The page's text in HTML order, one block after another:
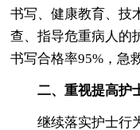
书写、健康教育、技
查、指导危重病人的
书写合格率95%，急
二、重视提高护
继续落实护士行为